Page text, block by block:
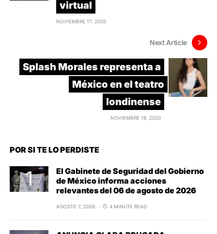
virtual
NOVIEMBRE 17, 2020
Next Article
Splash Morales representa a
México en el teatro
londinense
NOVIEMBRE 18, 2020
POR SI TE LO PERDISTE
El Gabinete de Seguridad del Gobierno
de México informa acciones
relevantes del 06 de agosto de 2026
AGOSTO 7, 2026 4 MINUTE READ